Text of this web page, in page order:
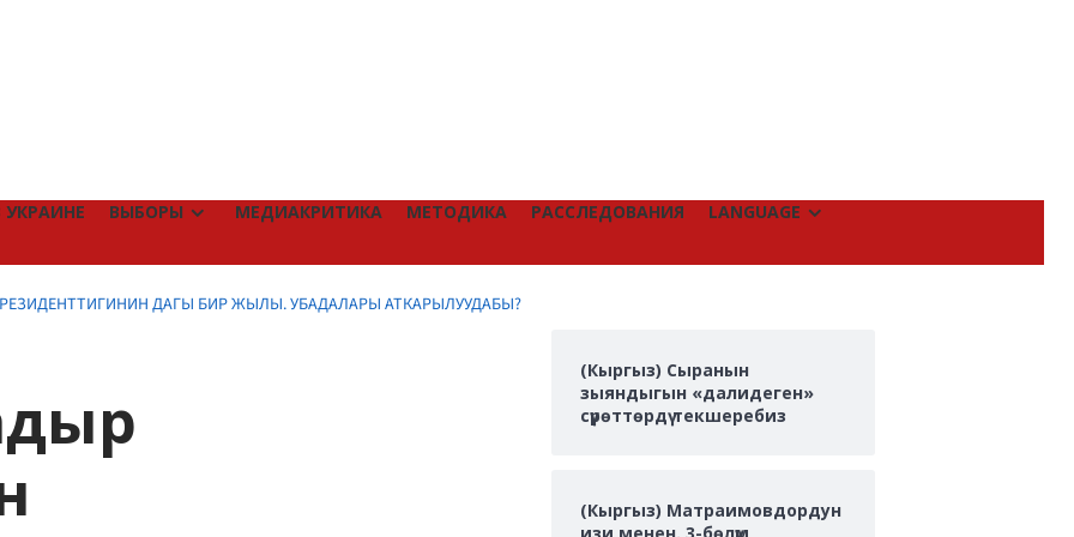
ВЫБОРЫ МЕДИАКРИТИКА МЕТОДИКА РАССЛЕДОВАНИЯ LANGUAGE
ДАГЫ БИР ЖЫЛЫ. УБАДАЛАРЫ АТКАРЫЛУУДАБЫ?
(Кыргыз) Сыранын
зыяндыгын «далидеген»
сүрөттөрдү текшеребиз
(Кыргыз) Матраимовдордун